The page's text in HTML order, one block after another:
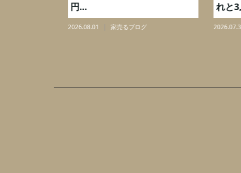
円...
2026.08.01 家売るブログ
れと3,...
2026.07.31